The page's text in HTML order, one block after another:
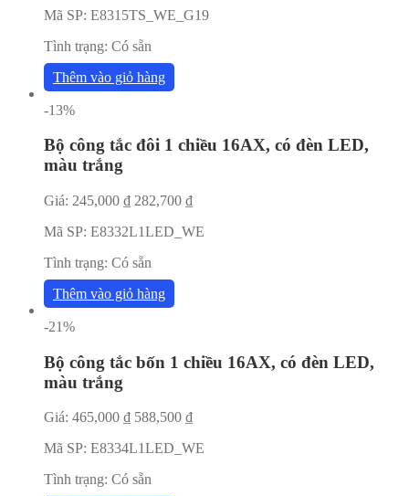
Mã SP: E8315TS_WE_G19
Tình trạng: Có sẵn
Thêm vào giỏ hàng
-13%
Bộ công tắc đôi 1 chiều 16AX, có đèn LED,
màu trắng
Giá: 245,000 ₫ 282,700 ₫
Mã SP: E8332L1LED_WE
Tình trạng: Có sẵn
Thêm vào giỏ hàng
-21%
Bộ công tắc bốn 1 chiều 16AX, có đèn LED,
màu trắng
Giá: 465,000 ₫ 588,500 ₫
Mã SP: E8334L1LED_WE
Tình trạng: Có sẵn